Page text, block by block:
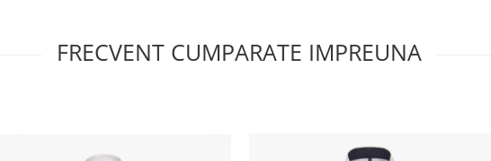
FRECVENT CUMPARATE IMPREUNA